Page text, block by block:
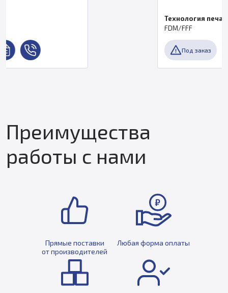
Преимущества
работы с нами
Прямые поставки
от производителей
Любая форма оплаты